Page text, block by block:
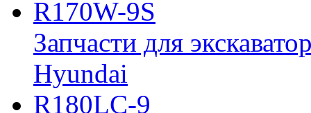
R170W-9S
Запчасти для
Hyundai
R180LC-9